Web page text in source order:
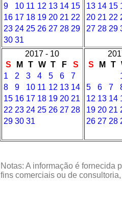
9
10 11 12 13 14 15
16 17 18 19 20 21 22
23 24 25 26 27 28 29
30 31
13 14 15
20 21 22
27 28 29
2017 - 10
S
M T W T F
S
1
2 3 4 5 6
7
8
9 10 11 12 13 14
15 16 17 18 19 20 21
22 23 24 25 26 27 28
29 30 31
S
M T
5
6 7
12 13 14
19 20 21
26 27 28
Notas: A informação é fornecida
fins comerciais ou de